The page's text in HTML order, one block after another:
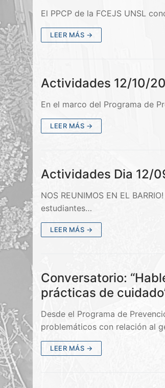
El PPCP de la FCEJS UNSL
LEER MÁS →
Actividades 12/10/
En el marco del Programa de
LEER MÁS →
Actividades Dia 12/
NOS REUNIMOS EN EL
estudiantes…
LEER MÁS →
Conversatorio:
prácticas de
Desde el Programa de
problemáticos con relación al
LEER MÁS →